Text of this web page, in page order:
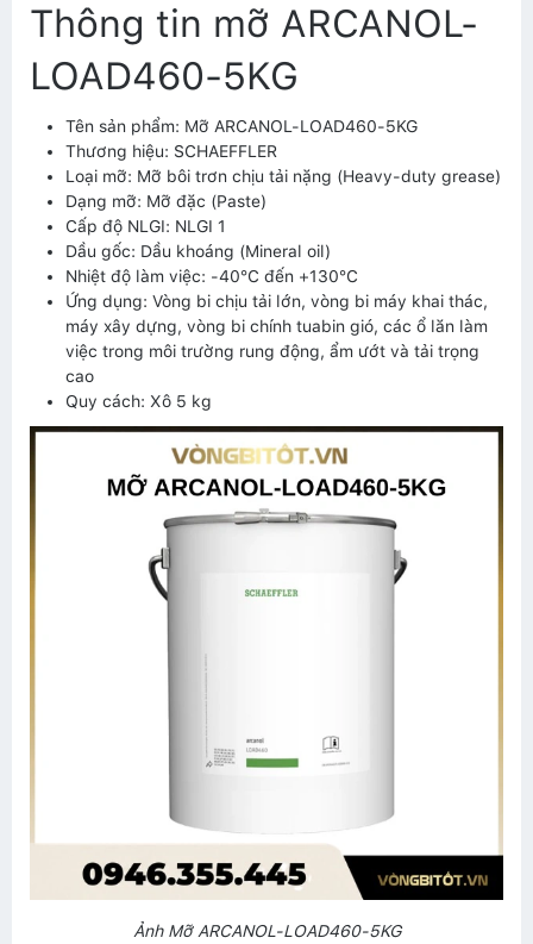
Thông tin mỡ ARCANOL-
LOAD460-5KG
Tên sản phẩm: Mỡ ARCANOL-LOAD460-5KG
Thương hiệu: SCHAEFFLER
Loại mỡ: Mỡ bôi trơn chịu tải nặng (Heavy-duty grease)
Dạng mỡ: Mỡ đặc (Paste)
Cấp độ NLGI: NLGI 1
Dầu gốc: Dầu khoáng (Mineral oil)
Nhiệt độ làm việc: -40°C đến +130°C
Ứng dụng: Vòng bi chịu tải lớn, vòng bi máy khai thác,
máy xây dựng, vòng bi chính tuabin gió, các ổ lăn làm
việc trong môi trường rung động, ẩm ướt và tải trọng
cao
Quy cách: Xô 5 kg
Ảnh Mỡ ARCANOL-LOAD460-5KG